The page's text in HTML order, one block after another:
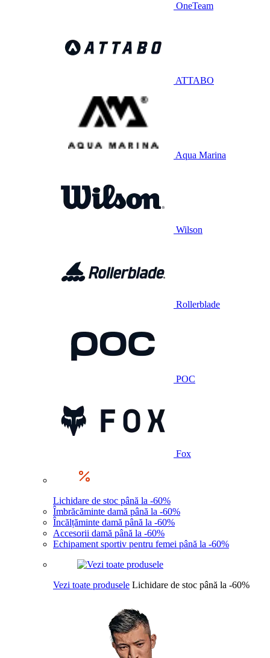
OneTeam
ATTABO
Aqua Marina
Wilson
Rollerblade
POC
Fox
Lichidare de stoc până la -60%
Îmbrăcăminte damă până la -60%
Încălțăminte damă până la -60%
Accesorii damă până la -60%
Echipament sportiv pentru femei până la -60%
Vezi toate produsele Lichidare de stoc până la -60%